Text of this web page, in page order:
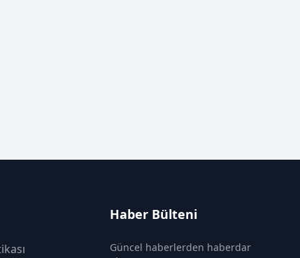
Haber Bülteni
Güncel haberlerden haberdar